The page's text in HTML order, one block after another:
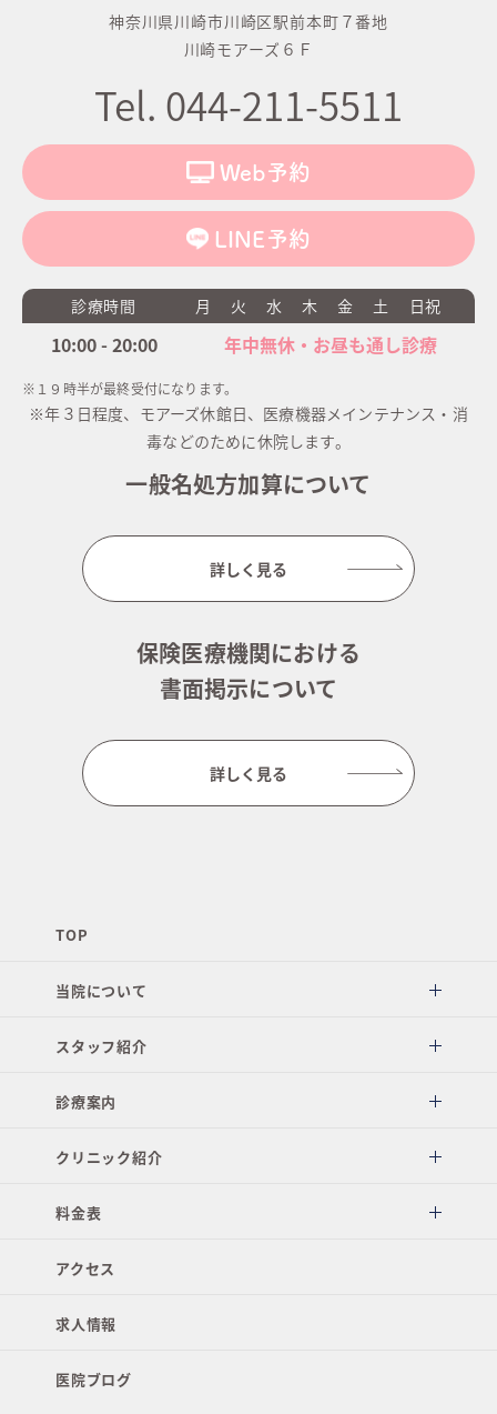
神奈川県川崎市川崎区駅前本町７番地
川崎モアーズ６Ｆ
Tel. 044-211-5511
Web予約
LINE予約
診療時間 月 火 水 木 金 土 日祝
10:00 - 20:00 年中無休・お昼も通し診療
※１９時半が最終受付になります。
※年３日程度、モアーズ休館日、医療機器メインテナンス・消
毒などのために休院します。
一般名処方加算について
詳しく見る
保険医療機関における
書面掲示について
詳しく見る
TOP
当院について
スタッフ紹介
診療案内
クリニック紹介
料金表
アクセス
求人情報
医院ブログ